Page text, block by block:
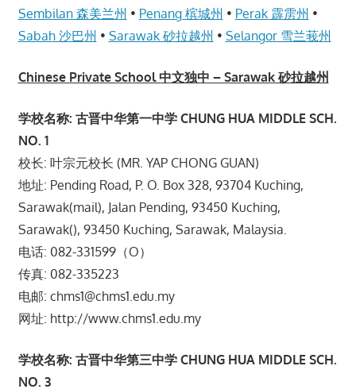
Sembilan 森美兰州 • Penang 槟城州 • Perak 霹雳州 •
Sabah 沙巴州 • Sarawak 砂拉越州 • Selangor 雪兰莪州
Chinese Private School 中文独中 – Sarawak 砂拉越州
学校名称: 古晋中华第一中学 CHUNG HUA MIDDLE SCH.
NO. 1
校长: 叶宗元校长 (MR. YAP CHONG GUAN)
地址: Pending Road, P. O. Box 328, 93704 Kuching,
Sarawak(mail), Jalan Pending, 93450 Kuching,
Sarawak(), 93450 Kuching, Sarawak, Malaysia.
电话: 082-331599（O）
传真: 082-335223
电邮: chms1@chms1.edu.my
网址: http://www.chms1.edu.my
学校名称: 古晋中华第三中学 CHUNG HUA MIDDLE SCH.
NO. 3